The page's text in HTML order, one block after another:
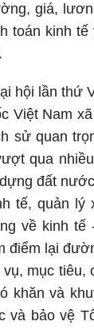
giá,
toán kinh
hội lần thứ
Việt Nam
sử quan
qua
đất
tế, quản
về kinh
điểm lại
mục
khăn và
và bảo vệ